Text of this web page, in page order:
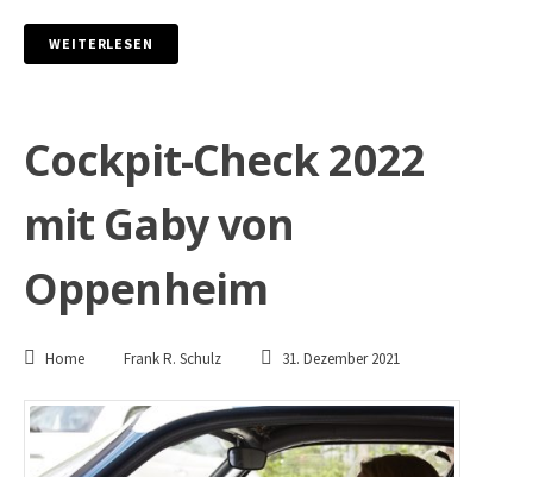
WEITERLESEN
Cockpit-Check 2022
mit Gaby von
Oppenheim
Home Frank R. Schulz 31. Dezember 2021